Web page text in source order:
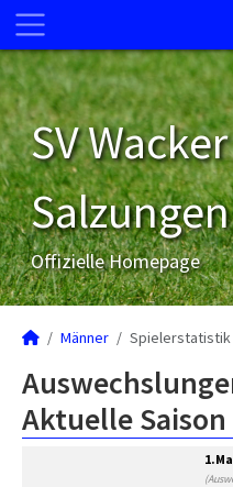
SV
Offizielle Homepage
Männer Spielerstatistik
Aktuelle Saison